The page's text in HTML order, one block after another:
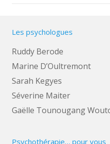
Les psychologues
Ruddy Berode
Marine D’Oultremont
Sarah Kegyes
Séverine Maiter
Gaëlle Tounougang
Psychothérapie… pour vous